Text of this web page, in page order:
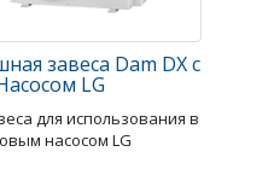
завеса Dam DX с
LG
для использования в
насосом LG